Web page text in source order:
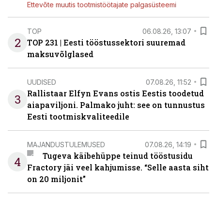
Ettevõte muutis tootmistöötajate palgasüsteemi
2
TOP 06.08.26, 13:07
TOP 231 | Eesti tööstussektori suuremad
maksuvõlglased
3
UUDISED 07.08.26, 11:52
Rallistaar Elfyn Evans ostis Eestis toodetud
aiapaviljoni. Palmako juht: see on tunnustus
Eesti tootmiskvaliteedile
4
MAJANDUSTULEMUSED 07.08.26, 14:19
Tugeva käibehüppe teinud tööstusidu
Fractory jäi veel kahjumisse. “Selle aasta siht
on 20 miljonit”